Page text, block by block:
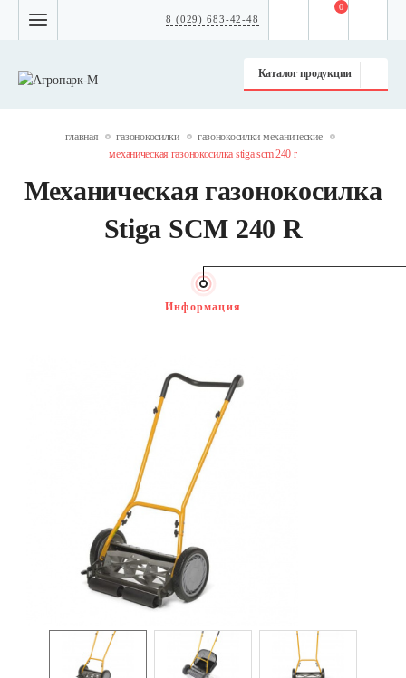
8 (029) 683-42-48
Каталог продукции
0
главная газонокосилки
газонокосилки механические
механическая газонокосилка stiga scm 240 r
Механическая газонокосилка
Stiga SCM 240 R
Информация